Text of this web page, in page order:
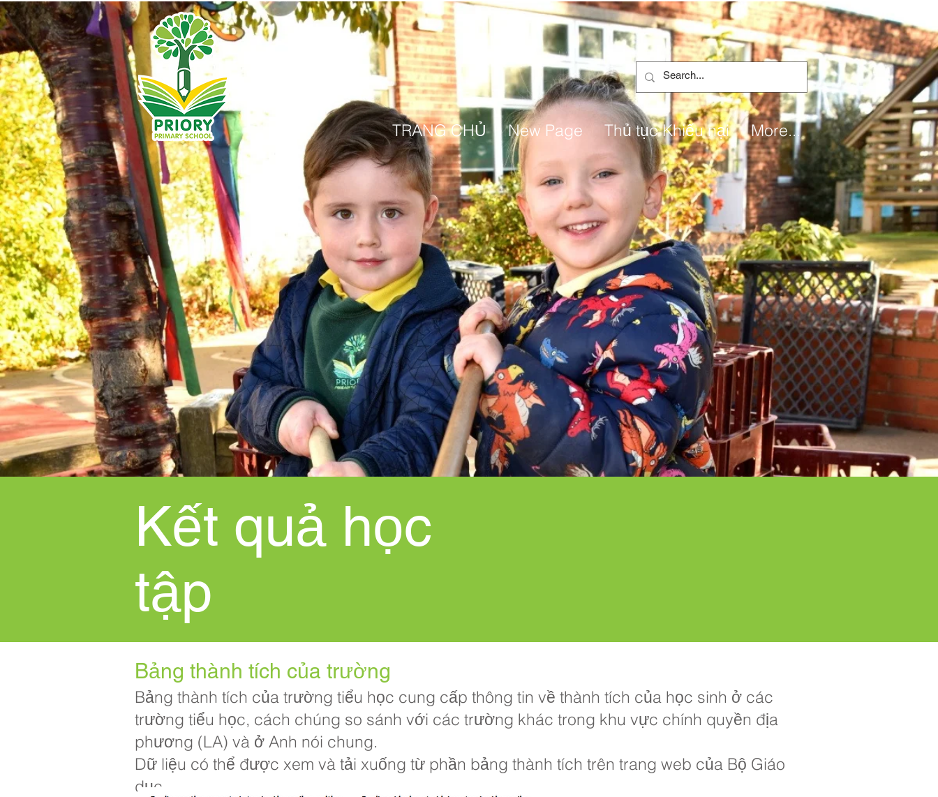
TRANG CHỦ New Page Thủ tục Khiếu nại More...
Kết quả học
tập
Bảng thành tích của trường
Bảng thành tích của trường tiểu học cung cấp thông tin về thành tích của học sinh ở các
trường tiểu học, cách chúng so sánh với các trường khác trong khu vực chính quyền địa
phương (LA) và ở Anh nói chung.
Dữ liệu có thể được xem và tải xuống từ phần bảng thành tích trên trang web của Bộ Giáo
dục.